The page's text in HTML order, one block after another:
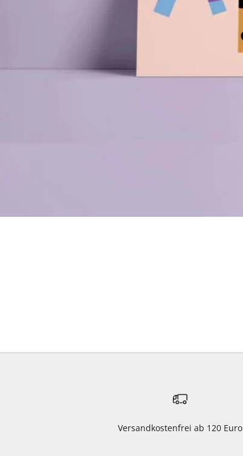
Versandkostenfrei ab 120 Euro